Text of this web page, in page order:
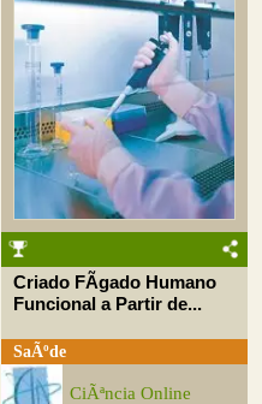
Criado FÃ­gado Humano
Funcional a Partir de...
SaÃºde
CiÃªncia Online